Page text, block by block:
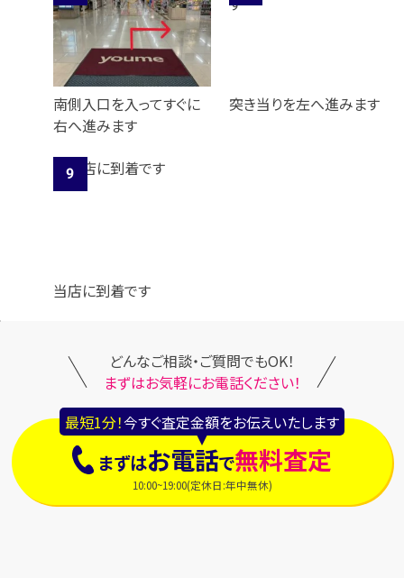
南側入口を入ってすぐに
右へ進みます
突き当りを左へ進みます
当店に到着です
どんなご相談・ご質問でもOK！
まずはお気軽にお電話ください！
最短1分！今すぐ査定金額をお伝えいたします
まずはお電話で無料査定
10:00~19:00(定休日:年中無休)